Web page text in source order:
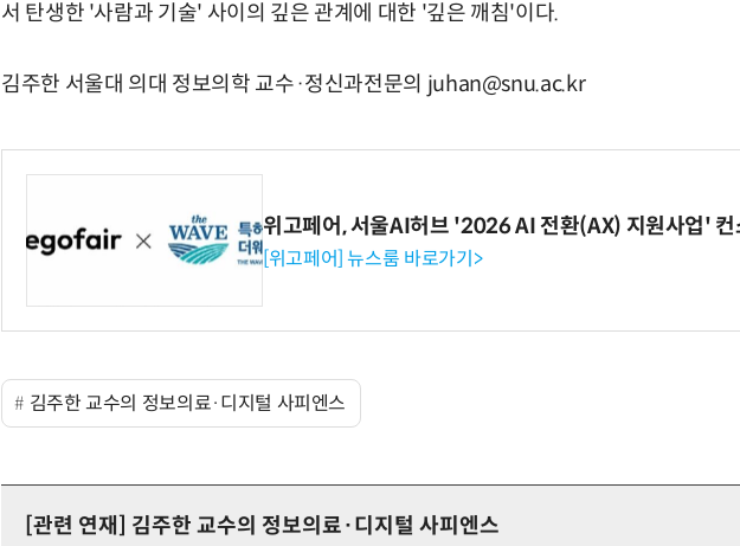
서 탄생한 '사람과 기술' 사이의 깊은 관계에 대한 '깊은 깨침'이다.
김주한 서울대 의대 정보의학 교수·정신과전문의 juhan@snu.ac.kr
위고페어, 서울AI허브 '2026 AI 전환(AX) 지원사업' 컨
[위고페어] 뉴스룸 바로가기>
김주한 교수의 정보의료·디지털 사피엔스
[관련 연재]
김주한 교수의 정보의료·디지털 사피엔스